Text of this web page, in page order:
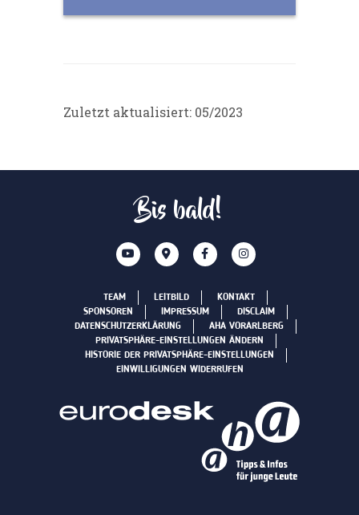
Zuletzt aktualisiert: 05/2023
Bis bald!
TEAM LEITBILD
KONTAKT
SPONSOREN
IMPRESSUM
DISCLAIM
DATENSCHUTZERKLÄRUNG
AHA VORARLBERG
PRIVATSPHÄRE-EINSTELLUNGEN ÄNDERN
HISTORIE DER PRIVATSPHÄRE-EINSTELLUNGEN
EINWILLIGUNGEN WIDERRUFEN